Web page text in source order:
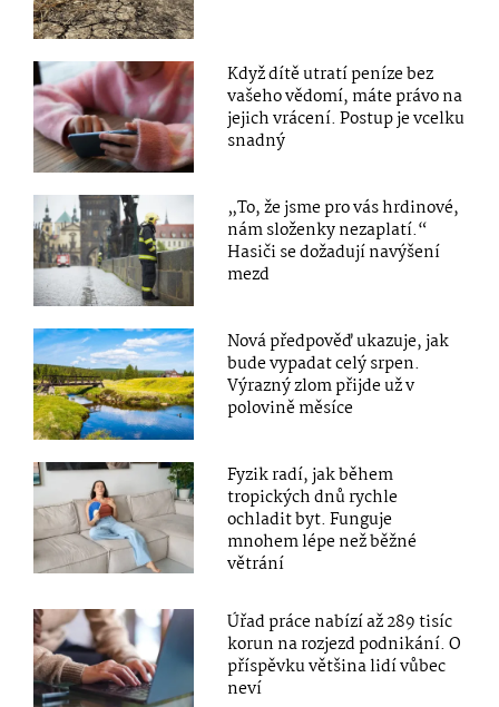
Když dítě utratí peníze bez
vašeho vědomí, máte právo na
jejich vrácení. Postup je vcelku
snadný
„To, že jsme pro vás hrdinové,
nám složenky nezaplatí.“
Hasiči se dožadují navýšení
mezd
Nová předpověď ukazuje, jak
bude vypadat celý srpen.
Výrazný zlom přijde už v
polovině měsíce
Fyzik radí, jak během
tropických dnů rychle
ochladit byt. Funguje
mnohem lépe než běžné
větrání
Úřad práce nabízí až 289 tisíc
korun na rozjezd podnikání. O
příspěvku většina lidí vůbec
neví